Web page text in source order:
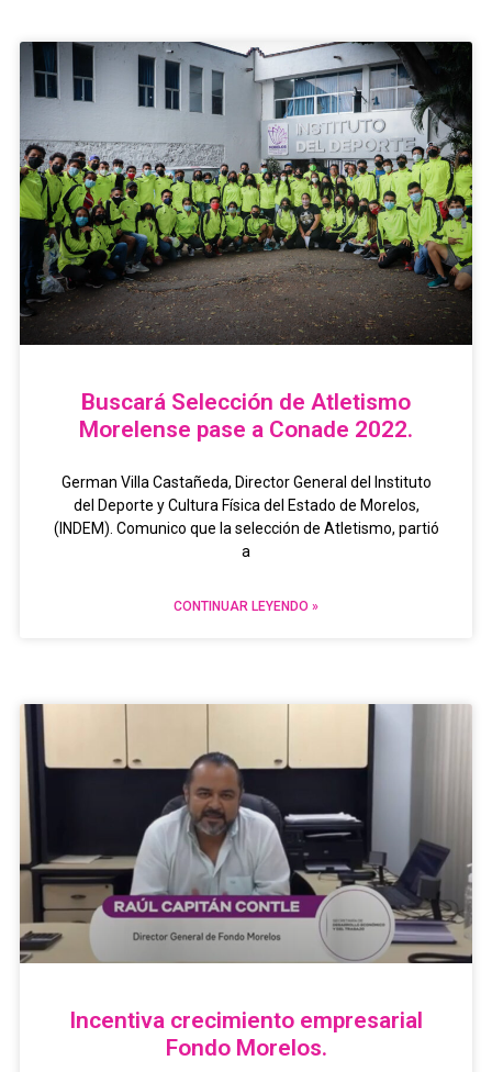
Buscará Selección de Atletismo
Morelense pase a Conade 2022.
German Villa Castañeda, Director General del Instituto
del Deporte y Cultura Física del Estado de Morelos,
(INDEM). Comunico que la selección de Atletismo, partió
a
CONTINUAR LEYENDO »
Incentiva crecimiento empresarial
Fondo Morelos.